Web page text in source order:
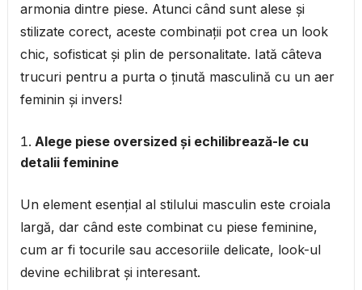
armonia dintre piese. Atunci când sunt alese și
stilizate corect, aceste combinații pot crea un look
chic, sofisticat și plin de personalitate. Iată câteva
trucuri pentru a purta o ținută masculină cu un aer
feminin și invers!
Alege piese oversized și echilibrează-le cu
detalii feminine
Un element esențial al stilului masculin este croiala
largă, dar când este combinat cu piese feminine,
cum ar fi tocurile sau accesoriile delicate, look-ul
devine echilibrat și interesant.